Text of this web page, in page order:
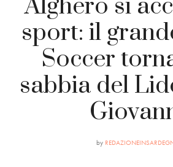
Alghero si
sport: il
Soccer
sabbia del
by